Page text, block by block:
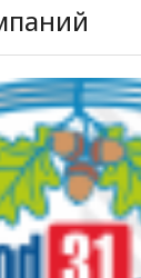
Городские события